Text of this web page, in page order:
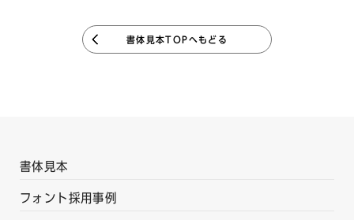
書体見本TOPへもどる
書体見本
フォント採用事例